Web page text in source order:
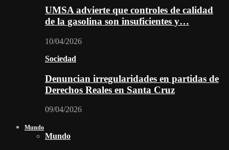
UMSA advierte que controles de calidad
de la gasolina son insuficientes y…
10/04/2026
Sociedad
Denuncian irregularidades en partidas de
Derechos Reales en Santa Cruz
09/04/2026
Mundo
Mundo